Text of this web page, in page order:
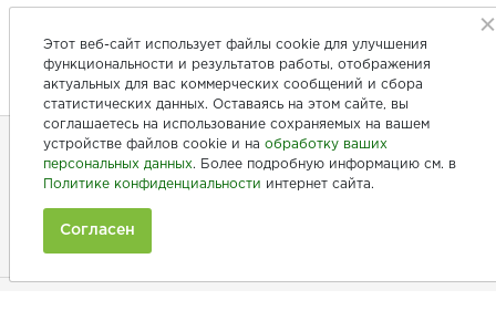
+7 (846) 275-20-10
+7 (902) 375-20-10
Этот веб-сайт использует файлы cookie для улучшения
функциональности и результатов работы, отображения
актуальных для вас коммерческих сообщений и сбора
статистических данных. Оставаясь на этом сайте, вы
соглашаетесь на использование сохраняемых на вашем
устройстве файлов cookie и на обработку ваших
персональных данных. Более подробную информацию см. в
Политике конфиденциальности интернет сайта.
Согласен